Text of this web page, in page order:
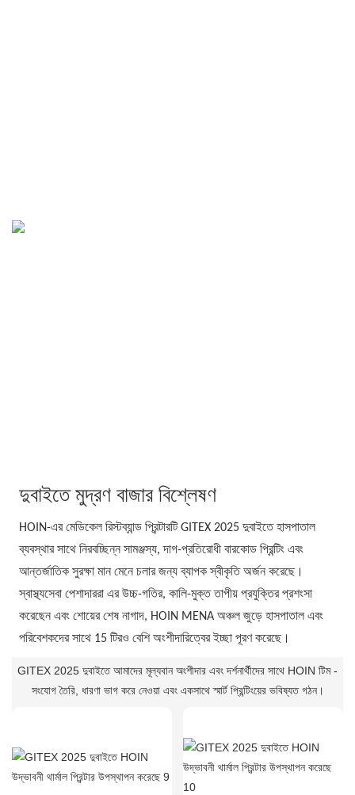
দুবাইতে মুদ্রণ বাজার বিশ্লেষণ
HOIN-এর মেডিকেল রিস্টব্যান্ড প্রিন্টারটি GITEX 2025 দুবাইতে হাসপাতাল
ব্যবস্থার সাথে নিরবচ্ছিন্ন সামঞ্জস্য, দাগ-প্রতিরোধী বারকোড প্রিন্টিং এবং
আন্তর্জাতিক সুরক্ষা মান মেনে চলার জন্য ব্যাপক স্বীকৃতি অর্জন করেছে।
স্বাস্থ্যসেবা পেশাদাররা এর উচ্চ-গতির, কালি-মুক্ত তাপীয় প্রযুক্তির প্রশংসা
করেছেন এবং শোয়ের শেষ নাগাদ, HOIN MENA অঞ্চল জুড়ে হাসপাতাল এবং
পরিবেশকদের সাথে 15 টিরও বেশি অংশীদারিত্বের ইচ্ছা পূরণ করেছে।
GITEX 2025 দুবাইতে আমাদের মূল্যবান অংশীদার এবং দর্শনার্থীদের সাথে HOIN টিম -
সংযোগ তৈরি, ধারণা ভাগ করে নেওয়া এবং একসাথে স্মার্ট প্রিন্টিংয়ের ভবিষ্যত গঠন।